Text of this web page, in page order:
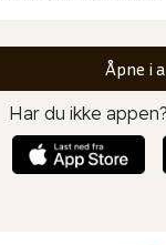
Åpne i
Har du ikke